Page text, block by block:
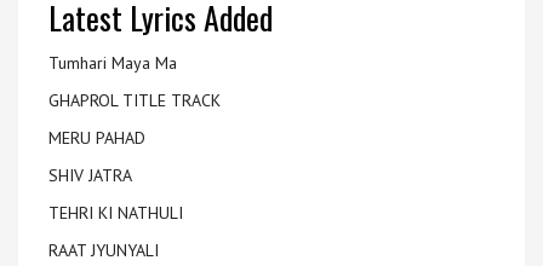
Latest Lyrics Added
Tumhari Maya Ma
GHAPROL TITLE TRACK
MERU PAHAD
SHIV JATRA
TEHRI KI NATHULI
RAAT JYUNYALI